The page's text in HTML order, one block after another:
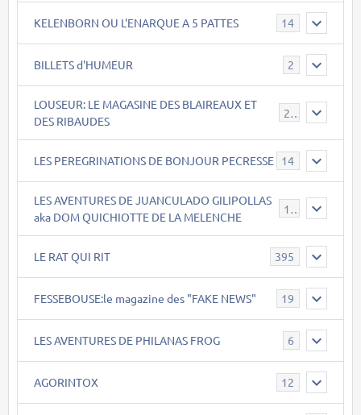
KELENBORN OU L'ENARQUE A 5 PATTES 14
BILLETS d'HUMEUR 2
LOUSEUR: LE MAGASINE DES BLAIREAUX ET
DES RIBAUDES
21
LES PEREGRINATIONS DE BONJOUR PECRESSE 14
LES AVENTURES DE JUANCULADO GILIPOLLAS
aka DOM QUICHIOTTE DE LA MELENCHE
119
LE RAT QUI RIT 395
FESSEBOUSE:le magazine des "FAKE NEWS" 19
LES AVENTURES DE PHILANAS FROG 6
AGORINTOX 12